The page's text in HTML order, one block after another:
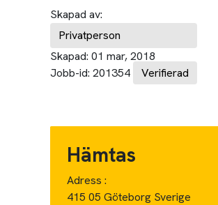
Skapad av:
Privatperson
Skapad: 01 mar, 2018
Jobb-id: 201354 Verifierad
Hämtas
Adress :
415 05 Göteborg Sverige